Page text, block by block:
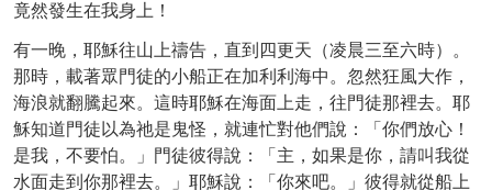
竟然發生在我身上！
有一晚，耶穌往山上禱告，直到四更天（凌晨三至六時）。
那時，載著眾門徒的小船正在加利利海中。忽然狂風大作，
海浪就翻騰起來。這時耶穌在海面上走，往門徒那裡去。耶
穌知道門徒以為祂是鬼怪，就連忙對他們說：「你們放心！
是我，不要怕。」門徒彼得說：「主，如果是你，請叫我從
水面走到你那裡去。」耶穌說：「你來吧。」彼得就從船上